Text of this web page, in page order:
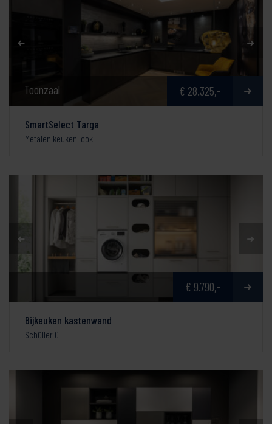
Toonzaal € 28.325,-
SmartSelect Targa
Metalen keuken look
€ 9.790,-
Bijkeuken kastenwand
Schüller C